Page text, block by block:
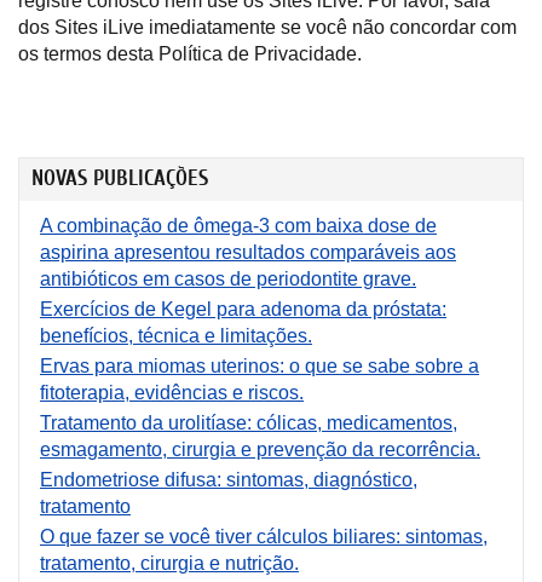
dos Sites iLive imediatamente se você não concordar com
os termos desta Política de Privacidade.
NOVAS PUBLICAÇÕES
A combinação de ômega-3 com baixa dose de
aspirina apresentou resultados comparáveis aos
antibióticos em casos de periodontite grave.
Exercícios de Kegel para adenoma da próstata:
benefícios, técnica e limitações.
Ervas para miomas uterinos: o que se sabe sobre a
fitoterapia, evidências e riscos.
Tratamento da urolitíase: cólicas, medicamentos,
esmagamento, cirurgia e prevenção da recorrência.
Endometriose difusa: sintomas, diagnóstico,
tratamento
O que fazer se você tiver cálculos biliares: sintomas,
tratamento, cirurgia e nutrição.